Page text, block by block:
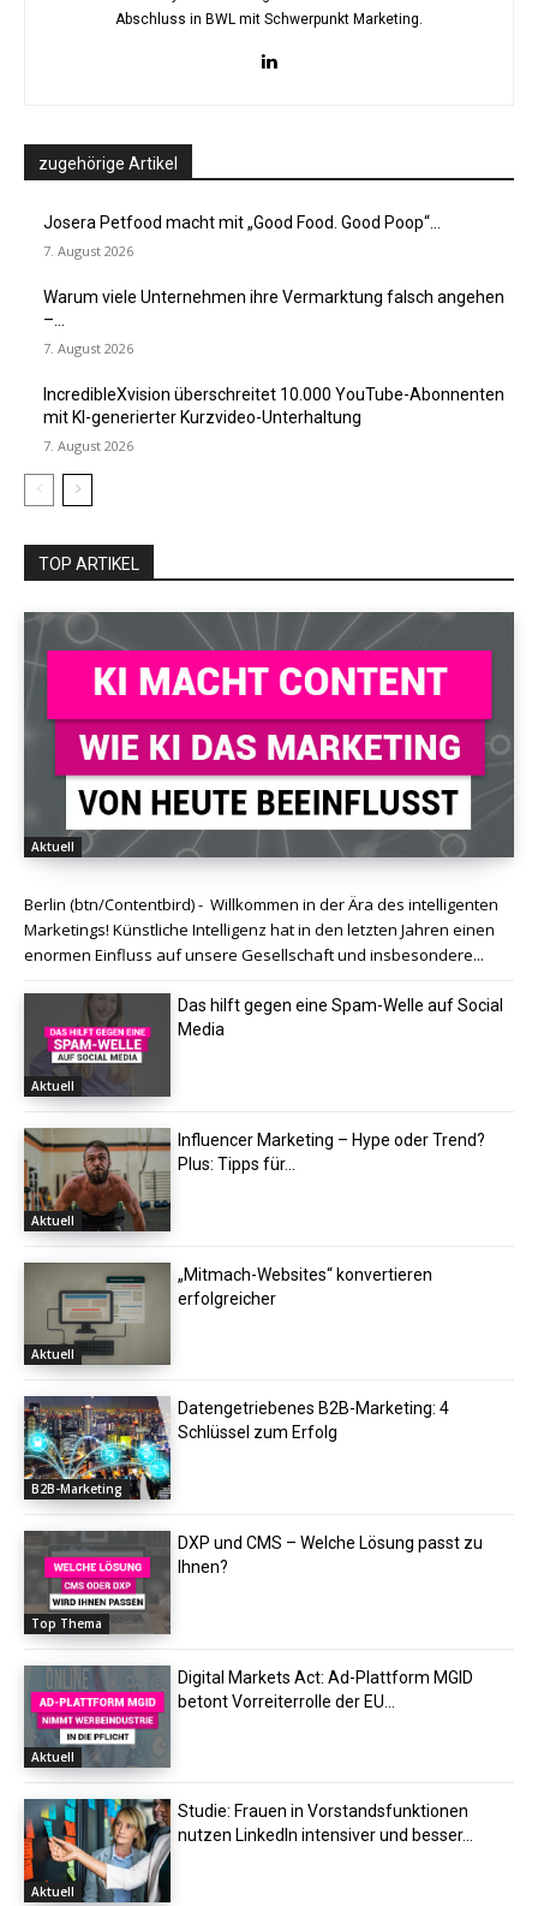
Abschluss in BWL mit Schwerpunkt Marketing.
zugehörige Artikel
Josera Petfood macht mit „Good Food. Good Poop“...
7. August 2026
Warum viele Unternehmen ihre Vermarktung falsch angehen
–...
7. August 2026
IncredibleXvision überschreitet 10.000 YouTube-Abonnenten
mit KI-generierter Kurzvideo-Unterhaltung
7. August 2026
TOP ARTIKEL
Aktuell
Berlin (btn/Contentbird) - Willkommen in der Ära des intelligenten
Marketings! Künstliche Intelligenz hat in den letzten Jahren einen
enormen Einfluss auf unsere Gesellschaft und insbesondere...
Aktuell
Das hilft gegen eine Spam-Welle auf Social
Media
Aktuell
Influencer Marketing – Hype oder Trend?
Plus: Tipps für...
Aktuell
„Mitmach-Websites“ konvertieren
erfolgreicher
B2B-Marketing
Datengetriebenes B2B-Marketing: 4
Schlüssel zum Erfolg
Top Thema
DXP und CMS – Welche Lösung passt zu
Ihnen?
Aktuell
Digital Markets Act: Ad-Plattform MGID
betont Vorreiterrolle der EU...
Aktuell
Studie: Frauen in Vorstandsfunktionen
nutzen LinkedIn intensiver und besser...